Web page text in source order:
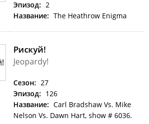
Эпизод: 2
Название: The Heathrow Enigma
Рискуй!
Jeopardy!
Сезон: 27
Эпизод: 126
Название: Carl Bradshaw Vs. Mike
Nelson Vs. Dawn Hart, show # 6036.